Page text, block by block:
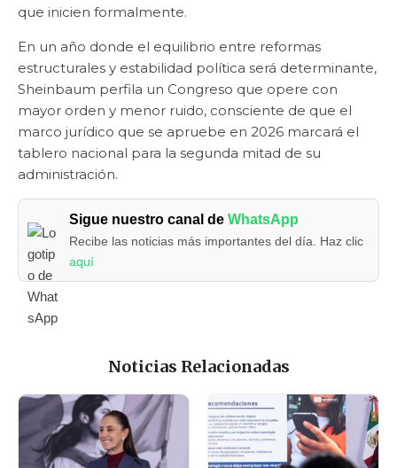
que inicien formalmente.
En un año donde el equilibrio entre reformas
estructurales y estabilidad política será determinante,
Sheinbaum perfila un Congreso que opere con
mayor orden y menor ruido, consciente de que el
marco jurídico que se apruebe en 2026 marcará el
tablero nacional para la segunda mitad de su
administración.
Sigue nuestro canal deWhatsApp
Recibe las noticias más importantes del día. Haz clic
aquí
Noticias Relacionadas